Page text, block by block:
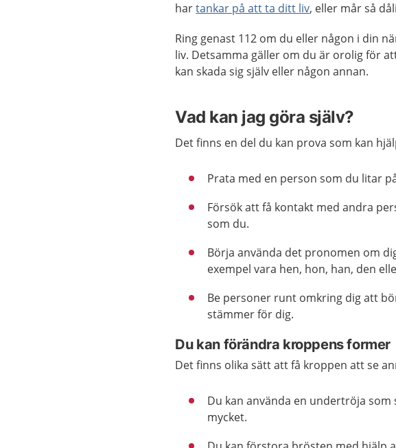
hartankar på att ta ditt liv, eller mår så
Ring genast 112 om du eller någon i din
liv. Detsamma gäller om du är orolig för
kan skada sig själv eller någon annan.
Vad kan jag göra själv?
Det finns en del du kan prova som kan
Prata med en person som du litar
Försök att få kontakt med andra
som du.
Börja använda det pronomen om
exempel vara hen, hon, han, den
Be personer runt omkring dig att
stämmer för dig.
Du kan förändra kroppens former
Det finns olika sätt att få kroppen att se
Du kan använda en undertröja
mycket.